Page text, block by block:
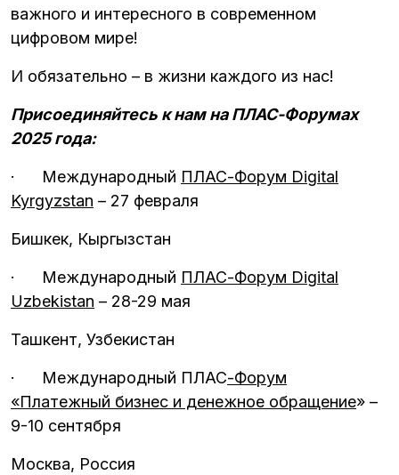
важного и интересного в современном
цифровом мире!
И обязательно – в жизни каждого из нас!
Присоединяйтесь к нам на ПЛАС-Форумах
2025 года:
· Международный ПЛАС-Форум Digital
Kyrgyzstan – 27 февраля
Бишкек, Кыргызстан
· Международный ПЛАС-Форум Digital
Uzbekistan – 28-29 мая
Ташкент, Узбекистан
· Международный ПЛАС-Форум
«Платежный бизнес и денежное обращение» –
9-10 сентября
Москва, Россия